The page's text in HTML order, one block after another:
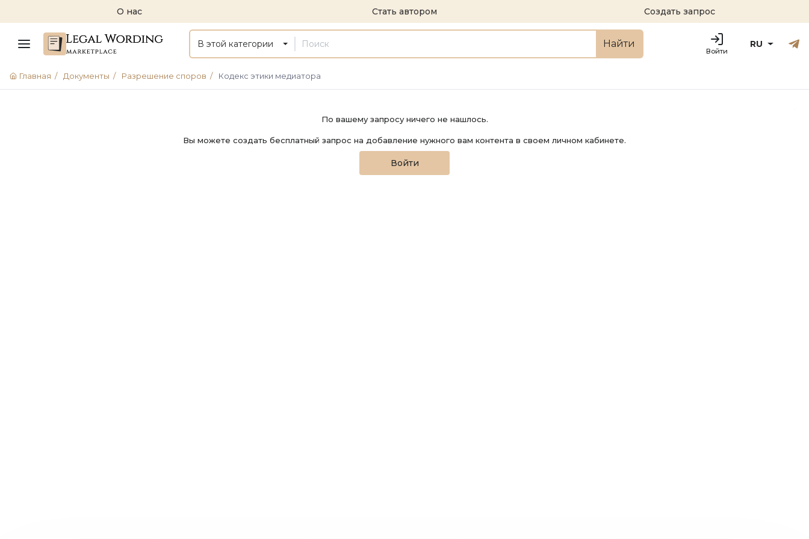
О нас Стать автором Создать запрос
В этой категории Найти
Войти
Русский
RU
Главная / Документы / Разрешение споров / Кодекс этики медиатора
По вашему запросу ничего не нашлось.
Вы можете создать бесплатный запрос на добавление нужного вам контента в своем личном кабинете.
Войти